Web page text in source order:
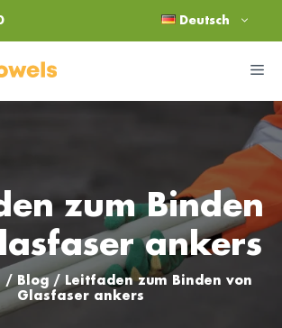
Deutsch
zum Binden
ankers
/ Blog / Leitfaden zum Binden von
Glasfaser ankers